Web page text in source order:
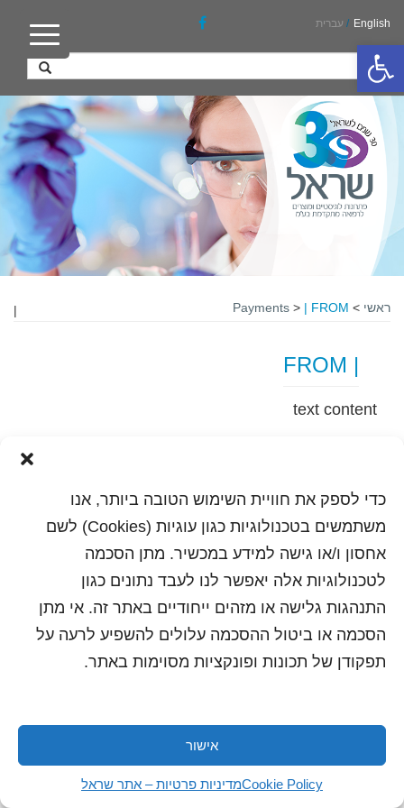
פתח סרגל נגישות
כדי לספק את חוויית השימוש הטובה ביותר, אנו
משתמשים בטכנולוגיות כגון עוגיות (Cookies) לשם
אחסון ו/או גישה למידע במכשיר. מתן הסכמה
לטכנולוגיות אלה יאפשר לנו לעבד נתונים כגון
התנהגות גלישה או מזהים ייחודיים באתר זה. אי מתן
הסכמה או ביטול ההסכמה עלולים להשפיע לרעה על
תפקודן של תכונות ופונקציות מסוימות באתר.
אישור
Cookie Policyמדיניות פרטיות – אתר שראל
English
/ עברית
ראשי >
Payments > | FROM
|
| FROM
text content
שלח לחבר
כל הזכויות שמורות לשראל 2018 | עיצוב ותכנות: סטודיו
"היוצרים"